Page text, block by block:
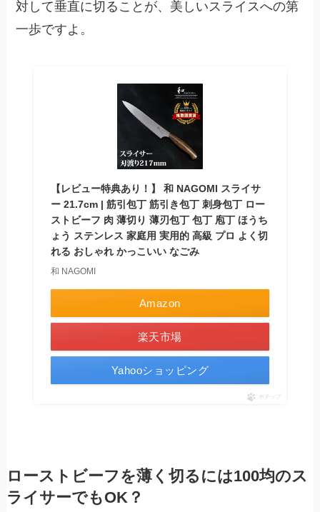
対して垂直に切ることが、美しいスライスへの第
一歩ですよ。
【レビュー特典あり！】 和 NAGOMI スライサ
ー 21.7cm | 筋引包丁 筋引き包丁 刺身包丁 ロー
ストビーフ 肉 薄切り 薄刃包丁 包丁 庖丁 ほうち
ょう ステンレス 家庭用 実用的 高級 プロ よく切
れる おしゃれ かっこいい なごみ
和 NAGOMI
Amazon
楽天市場
Yahooショッピング
ポチップ
ローストビーフを薄く切るには100均のス
ライサーでもOK？